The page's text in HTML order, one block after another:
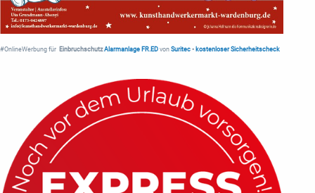
#OnlineWerbung für Einbruchschutz Alarmanlage FR.ED von Suritec • kostenloser Sicherheitscheck